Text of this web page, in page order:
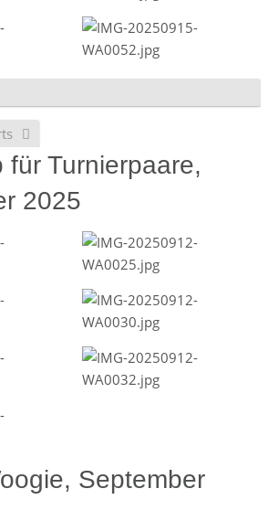
für Turnierpaare,
2025
September